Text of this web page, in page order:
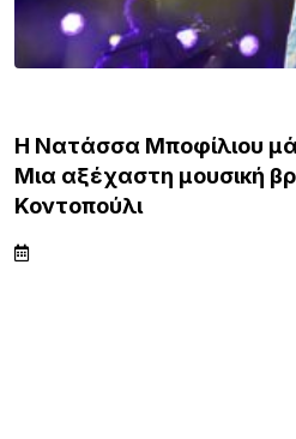
Η Νατάσσα Μποφίλιου
Μια αξέχαστη μουσική
Κοντοπούλι